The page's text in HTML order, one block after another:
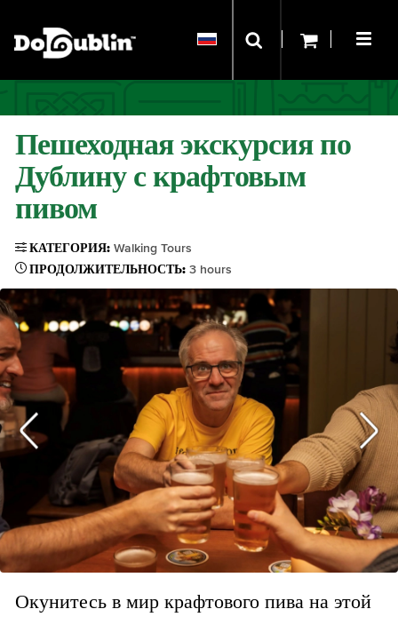
Пешеходная экскурсия по
Дублину с крафтовым
пивом
КАТЕГОРИЯ: Walking Tours
ПРОДОЛЖИТЕЛЬНОСТЬ: 3 hours
Окунитесь в мир крафтового пива на этой